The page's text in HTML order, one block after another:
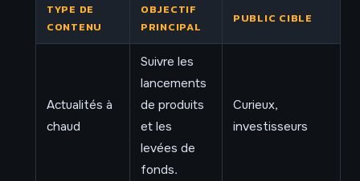
TYPE DE
CONTENU
OBJECTIF
PRINCIPAL
PUBLIC CIBLE
Actualités à
chaud
Suivre les
lancements
de produits
et les
levées de
fonds.
Curieux,
investisseurs